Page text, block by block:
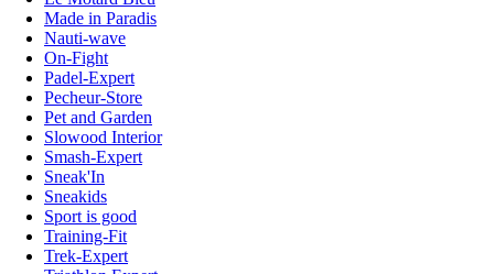
Made in Paradis
Nauti-wave
On-Fight
Padel-Expert
Pecheur-Store
Pet and Garden
Slowood Interior
Smash-Expert
Sneak'In
Sneakids
Sport is good
Training-Fit
Trek-Expert